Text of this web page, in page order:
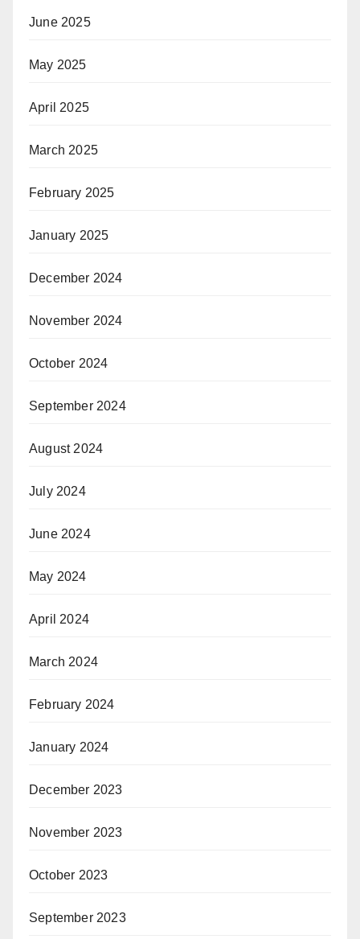
June 2025
May 2025
April 2025
March 2025
February 2025
January 2025
December 2024
November 2024
October 2024
September 2024
August 2024
July 2024
June 2024
May 2024
April 2024
March 2024
February 2024
January 2024
December 2023
November 2023
October 2023
September 2023